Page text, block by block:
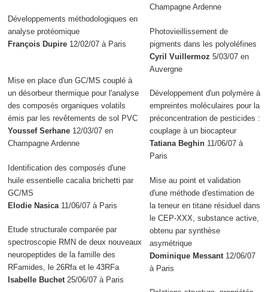
Développements méthodologiques en
analyse protéomique
François Dupire 12/02/07 à Paris
Mise en place d'un GC/MS couplé à
un désorbeur thermique pour l'analyse
des composés organiques volatils
émis par les revêtements de sol PVC
Youssef Serhane 12/03/07 en
Champagne Ardenne
Identification des composés d'une
huile essentielle cacalia brichetti par
GC/MS
Elodie Nasica 11/06/07 à Paris
Etude structurale comparée par
spectroscopie RMN de deux nouveaux
neuropeptides de la famille des
RFamides, le 26Rfa et le 43RFa
Isabelle Buchet25/06/07 à Paris
Champagne Ardenne
Photovieillissement de
pigments dans les polyoléfines
Cyril Vuillermoz 5/03/07 en
Auvergne
Développement d'un polymère à
empreintes moléculaires pour la
préconcentration de pesticides :
couplage à un biocapteur
Tatiana Beghin 11/06/07 à
Paris
Mise au point et validation
d'une méthode d'estimation de
la teneur en titane résiduel dans
le CEP-XXX, substance active,
obtenu par synthèse
asymétrique
Dominique Messant 12/06/07
à Paris